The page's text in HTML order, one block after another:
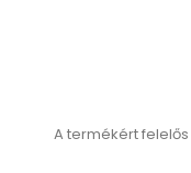
A termékért